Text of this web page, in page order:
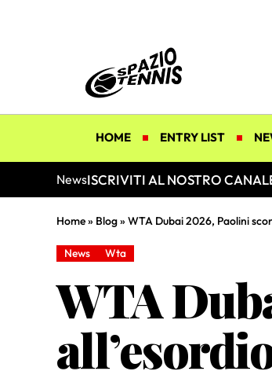
HOME ENTRY LIST
NewsISCRIVITI AL NOSTRO
Home» Blog» WTA Dubai 2026, Paolini
News Wta
WTA